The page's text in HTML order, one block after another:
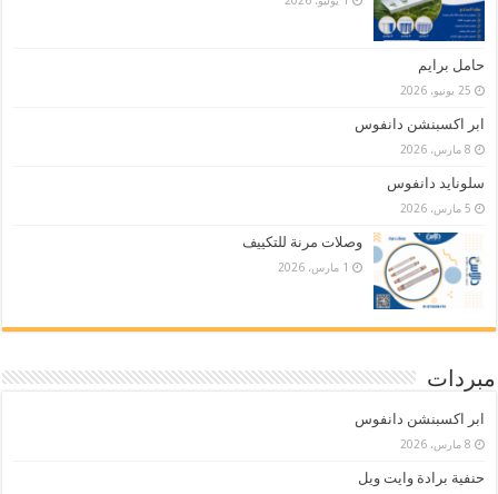
حامل برايم
25 يونيو، 2026
ابر اكسبنشن دانفوس
8 مارس، 2026
سلونايد دانفوس
5 مارس، 2026
وصلات مرنة للتكييف
1 مارس، 2026
مبردات
ابر اكسبنشن دانفوس
8 مارس، 2026
حنفية برادة وايت ويل